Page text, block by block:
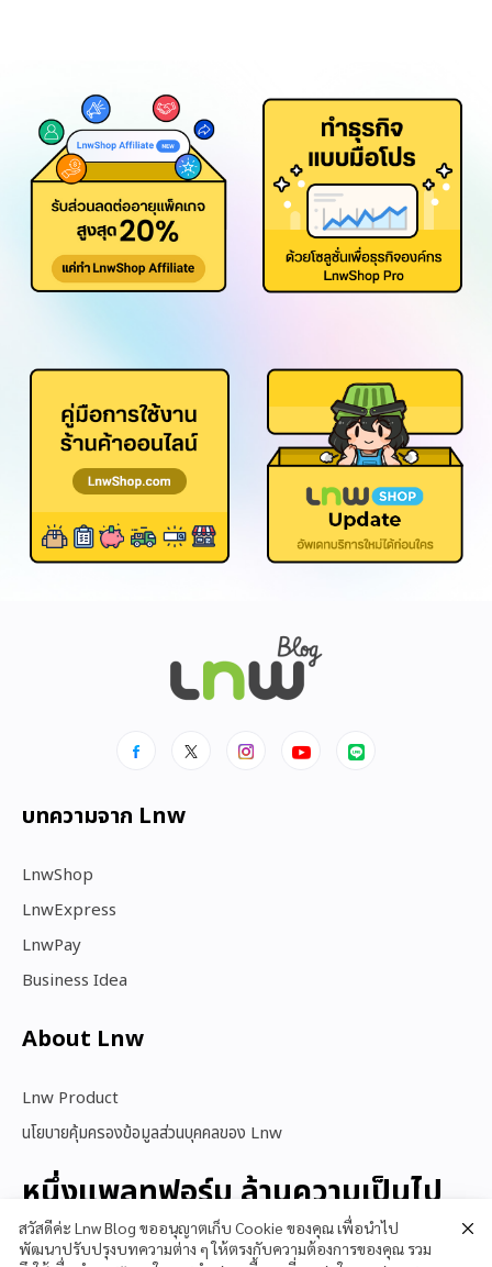
บทความจาก Lnw
LnwShop
LnwExpress
LnwPay
Business Idea
About Lnw​
Lnw Product
นโยบายคุ้มครองข้อมูลส่วนบุคคลของ Lnw
หนึ่งแพลทฟอร์ม ล้านความเป็นไป
ได้
สวัสดีค่ะ Lnw Blog ขออนุญาตเก็บ Cookie ของคุณ เพื่อนำไป
พัฒนาปรับปรุงบทความต่าง ๆ ให้ตรงกับความต้องการของคุณ รวม